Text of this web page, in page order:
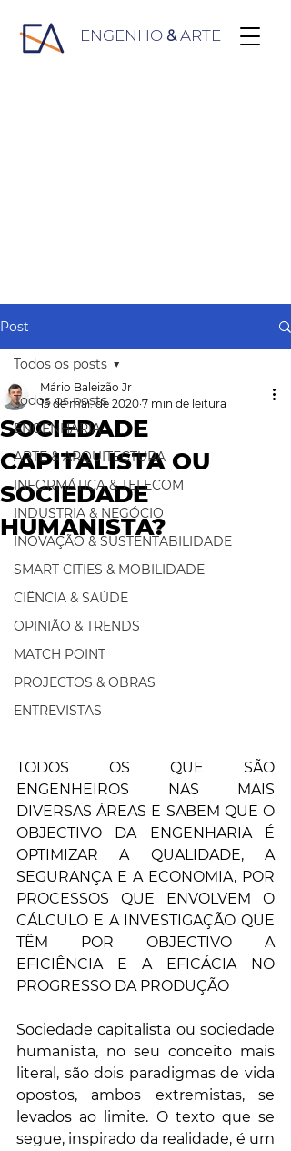
ENGENHO &ARTE
Post
Todos os posts
ENGENHARIA
ARTE & ARQUITECTURA
INFORMÁTICA & TELECOM
INDUSTRIA & NEGÓCIO
INOVAÇÃO & SUSTENTABILIDADE
SMART CITIES & MOBILIDADE
CIÊNCIA & SAÚDE
OPINIÃO & TRENDS
MATCH POINT
PROJECTOS & OBRAS
ENTREVISTAS
Todos os posts
SOCIEDADE
CAPITALISTA OU
SOCIEDADE
HUMANISTA?
Mário Baleizão Jr
15 de mai. de 2020 7 min de leitura
TODOS OS QUE SÃO
ENGENHEIROS NAS MAIS
DIVERSAS ÁREAS E SABEM QUE O
OBJECTIVO DA ENGENHARIA É
OPTIMIZAR A QUALIDADE, A
SEGURANÇA E A ECONOMIA, POR
PROCESSOS QUE ENVOLVEM O
CÁLCULO E A INVESTIGAÇÃO QUE
TÊM POR OBJECTIVO A
EFICIÊNCIA E A EFICÁCIA NO
PROGRESSO DA PRODUÇÃO
Sociedade capitalista ou sociedade
humanista, no seu conceito mais
literal, são dois paradigmas de vida
opostos, ambos extremistas, se
levados ao limite. O texto que se
segue, inspirado da realidade, é um